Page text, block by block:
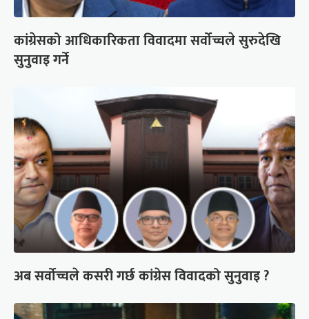
कांग्रेसको आधिकारिकता विवादमा सर्वोच्चले सुरुदेखि
सुनुवाइ गर्ने
अब सर्वोच्चले कसरी गर्छ कांग्रेस विवादको सुनुवाइ ?